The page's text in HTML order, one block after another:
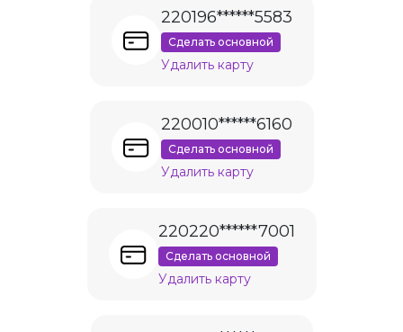
220196******5583
Сделать основной
Удалить карту
220010******6160
Сделать основной
Удалить карту
220220******7001
Сделать основной
Удалить карту